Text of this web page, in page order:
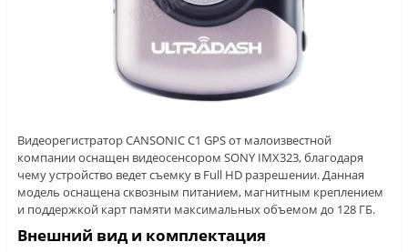
Видеорегистратор CANSONIC C1 GPS от малоизвестной
компании оснащен видеосенсором SONY IMX323, благодаря
чему устройство ведет съемку в Full HD разрешении. Данная
модель оснащена сквозным питанием, магнитным креплением
и поддержкой карт памяти максимальных объемом до 128 ГБ.
Внешний вид и комплектация